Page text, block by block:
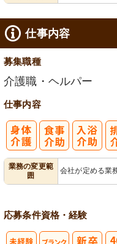
仕事内容
募集職種
介護職・ヘルパー
仕事内容
業務の変更範
囲
会社が定める業
応募条件資格・経験